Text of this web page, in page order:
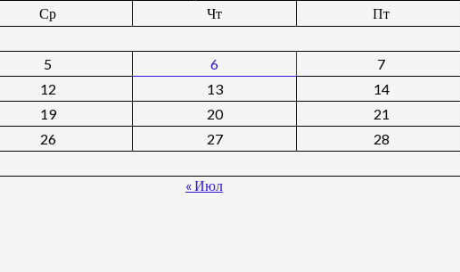
Ср Чт Пт
5 6 7
12 13 14
19 20 21
26 27 28
« Июл